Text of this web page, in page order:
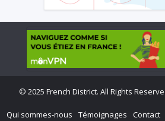
© 2025 French District. All Rights
Qui sommes-nous Témoignages Contact